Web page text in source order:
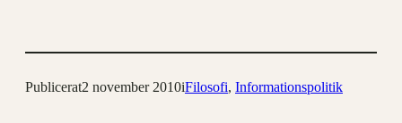
Publicerat2 november 2010iFilosofi, Informationspolitik